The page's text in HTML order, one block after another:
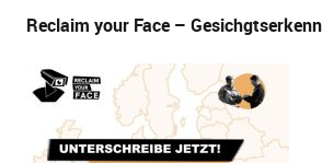
Reclaim your Face –